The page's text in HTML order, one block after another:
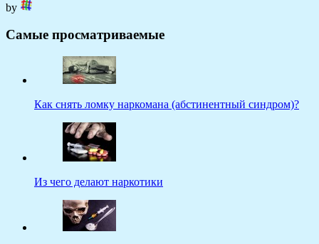
by
Самые просматриваемые
Как снять ломку наркомана (абстинентный синдром)?
Из чего делают наркотики